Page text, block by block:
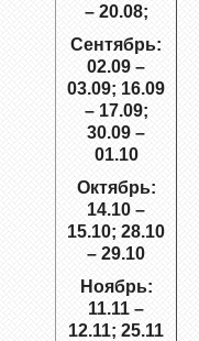
– 20.08;
Сентябрь:
02.09 –
03.09; 16.09
– 17.09;
30.09 –
01.10
Октябрь:
14.10 –
15.10; 28.10
– 29.10
Ноябрь:
11.11 –
12.11; 25.11